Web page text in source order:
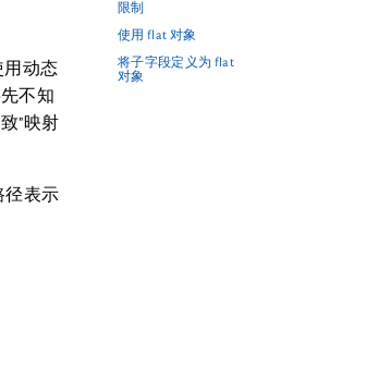
用动态
不知
"映射
径表示
限制
使用 flat 对象
将子字段定义为 flat
对象